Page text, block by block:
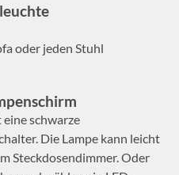
oder jeden Stuhl
schwarze
Die Lampe kann leicht
Steckdosendimmer. Oder